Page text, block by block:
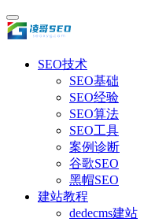
SEO技术
SEO基础
SEO经验
SEO算法
SEO工具
案例诊断
谷歌SEO
黑帽SEO
建站教程
dedecms建站